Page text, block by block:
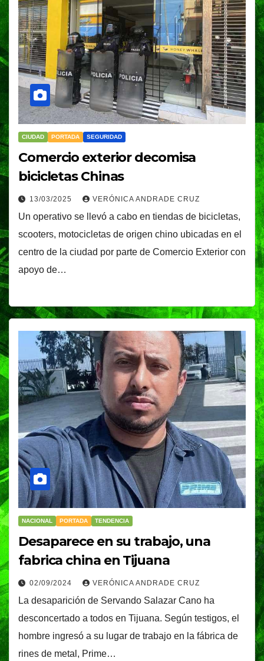
CIUDAD PORTADA SEGURIDAD
Comercio exterior decomisa
bicicletas Chinas
13/03/2025 VERÓNICA ANDRADE CRUZ
Un operativo se llevó a cabo en tiendas de bicicletas,
scooters, motocicletas de origen chino ubicadas en el
centro de la ciudad por parte de Comercio Exterior con
apoyo de…
NACIONAL PORTADA TENDENCIA
Desaparece en su trabajo, una
fabrica china en Tijuana
02/09/2024 VERÓNICA ANDRADE CRUZ
La desaparición de Servando Salazar Cano ha
desconcertado a todos en Tijuana. Según testigos, el
hombre ingresó a su lugar de trabajo en la fábrica de
rines de metal, Prime…